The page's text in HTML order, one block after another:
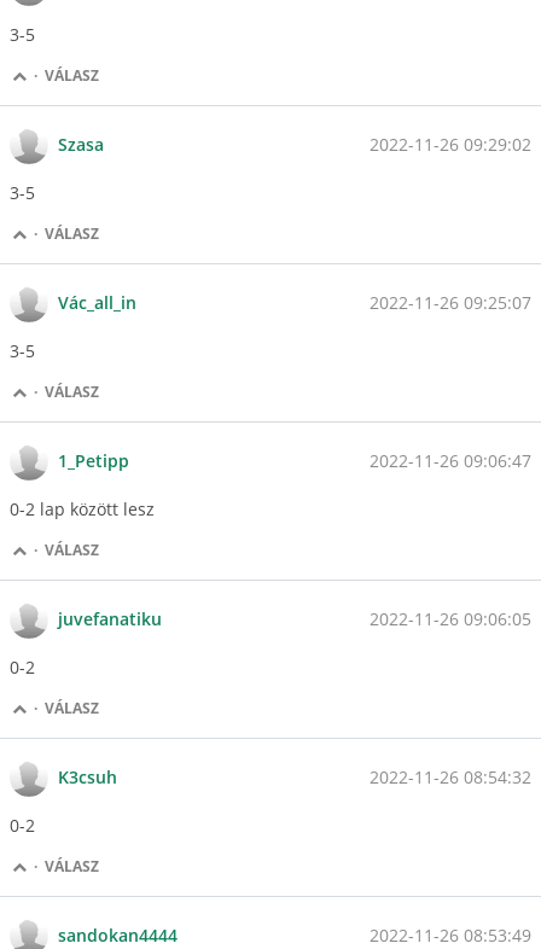
3-5
· VÁLASZ
Szasa 2022-11-26 09:29:02
3-5
· VÁLASZ
Vác_all_in 2022-11-26 09:25:07
3-5
· VÁLASZ
1_Petipp 2022-11-26 09:06:47
0-2 lap között lesz
· VÁLASZ
juvefanatiku 2022-11-26 09:06:05
0-2
· VÁLASZ
K3csuh 2022-11-26 08:54:32
0-2
· VÁLASZ
sandokan4444 2022-11-26 08:53:49